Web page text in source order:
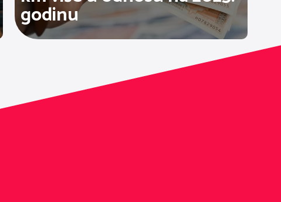
godinu